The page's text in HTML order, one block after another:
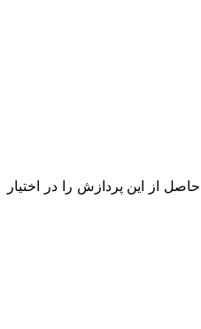
از این پردازش را در اختیار